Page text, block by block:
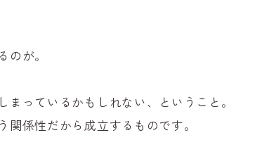
が。
っているかもしれない、ということ。
係性だから成立するものです。